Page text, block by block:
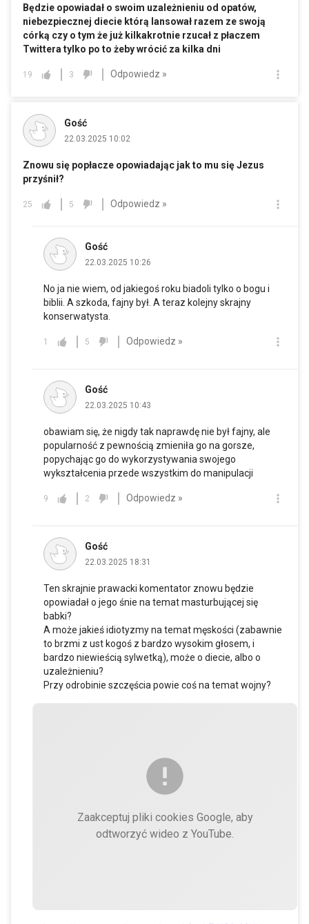
Będzie opowiadał o swoim uzależnieniu od opatów,
niebezpiecznej diecie którą lansował razem ze swoją
córką czy o tym że już kilkakrotnie rzucał z płaczem
Twittera tylko po to żeby wrócić za kilka dni
19 3 Odpowiedz »
Gość
22.03.2025 10:02
Znowu się popłacze opowiadając jak to mu się Jezus
przyśnił?
25 5 Odpowiedz »
Gość
22.03.2025 10:26
No ja nie wiem, od jakiegoś roku biadoli tylko o bogu i
biblii. A szkoda, fajny był. A teraz kolejny skrajny
konserwatysta.
1 5 Odpowiedz »
Gość
22.03.2025 10:43
obawiam się, że nigdy tak naprawdę nie był fajny, ale
popularność z pewnością zmieniła go na gorsze,
popychając go do wykorzystywania swojego
wykształcenia przede wszystkim do manipulacji
9 2 Odpowiedz »
Gość
22.03.2025 18:31
Ten skrajnie prawacki komentator znowu będzie
opowiadał o jego śnie na temat masturbującej się
babki?
A może jakieś idiotyzmy na temat męskości (zabawnie
to brzmi z ust kogoś z bardzo wysokim głosem, i
bardzo niewieścią sylwetką), może o diecie, albo o
uzależnieniu?
Przy odrobinie szczęścia powie coś na temat wojny?
Zaakceptuj pliki cookies Google, aby
odtworzyć wideo z YouTube.